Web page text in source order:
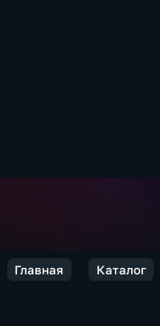
Главная Каталог